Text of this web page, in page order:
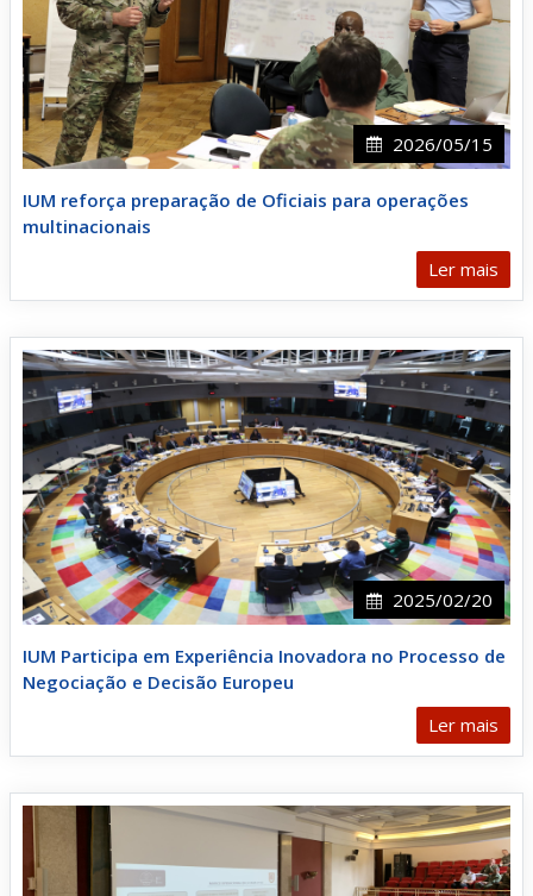
2026/05/15
IUM reforça preparação de Oficiais para operações
multinacionais
Ler mais
2025/02/20
IUM Participa em Experiência Inovadora no Processo de
Negociação e Decisão Europeu
Ler mais